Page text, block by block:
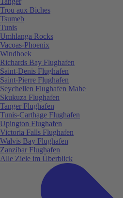
Trou aux Biches
Tsumeb
Tunis
Umhlanga Rocks
Vacoas-Phoenix
Windhoek
Richards Bay Flughafen
Saint-Denis Flughafen
Saint-Pierre Flughafen
Seychellen Flughafen Mahe
Skukuza Flughafen
Tanger Flughafen
Tunis-Carthage Flughafen
Upington Flughafen
Victoria Falls Flughafen
Walvis Bay Flughafen
Zanzibar Flughafen
Alle Ziele im Überblick